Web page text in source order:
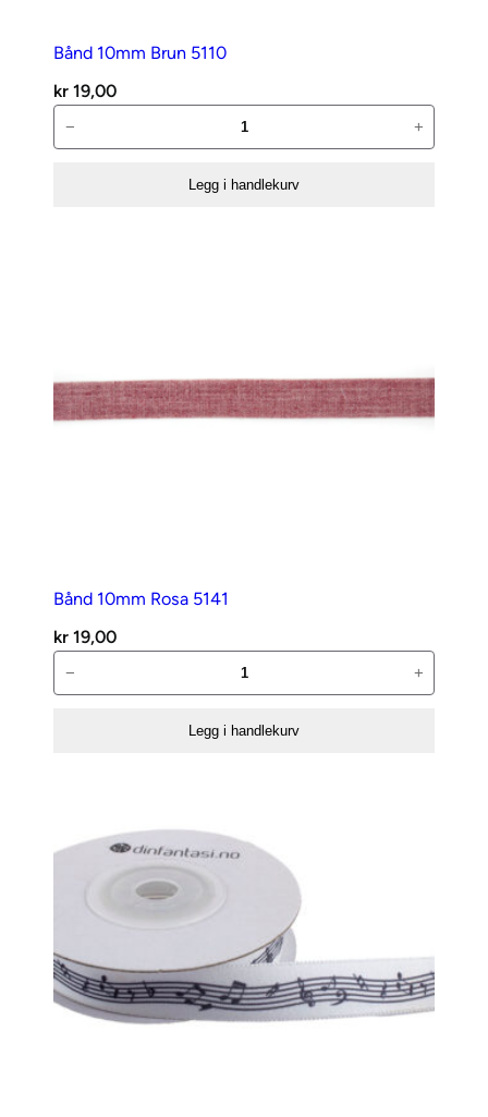
Bånd 10mm Brun 5110
kr 19,00
10mm
− +
Legg i handlekurv
Bånd 10mm Rosa 5141
kr 19,00
10mm
− +
Legg i handlekurv